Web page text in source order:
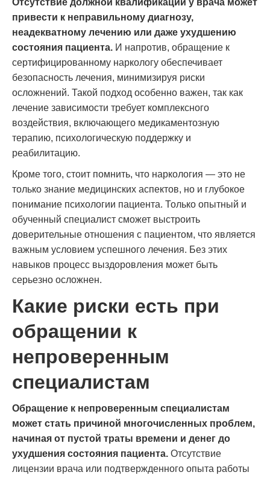
Отсутствие должной квалификации у врача может
привести к неправильному диагнозу,
неадекватному лечению или даже ухудшению
состояния пациента. И напротив, обращение к
сертифицированному наркологу обеспечивает
безопасность лечения, минимизируя риски
осложнений. Такой подход особенно важен, так как
лечение зависимости требует комплексного
воздействия, включающего медикаментозную
терапию, психологическую поддержку и
реабилитацию.
Кроме того, стоит помнить, что наркология — это не
только знание медицинских аспектов, но и глубокое
понимание психологии пациента. Только опытный и
обученный специалист сможет выстроить
доверительные отношения с пациентом, что является
важным условием успешного лечения. Без этих
навыков процесс выздоровления может быть
серьезно осложнен.
Какие риски есть при
обращении к
непроверенным
специалистам
Обращение к непроверенным специалистам
может стать причиной многочисленных проблем,
начиная от пустой траты времени и денег до
ухудшения состояния пациента. Отсутствие
лицензии врача или подтвержденного опыта работы